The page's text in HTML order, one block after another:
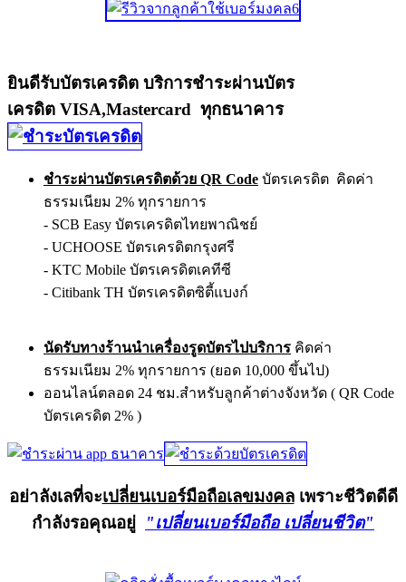
ยินดีรับบัตรเครดิต บริการชำระผ่านบัตร
เครดิต VISA,Mastercard ทุกธนาคาร
ชำระผ่านบัตรเครดิตด้วย QR Code บัตรเครดิต คิดค่า
ธรรมเนียม 2% ทุกรายการ
- SCB Easy บัตรเครดิตไทยพาณิชย์
- UCHOOSE บัตรเครดิตกรุงศรี
- KTC Mobile บัตรเครดิตเคทีซี
- Citibank TH บัตรเครดิตซิตี้แบงก์
นัดรับทางร้านนำเครื่องรูดบัตรไปบริการ คิดค่า
ธรรมเนียม 2% ทุกรายการ (ยอด 10,000 ขึ้นไป)
ออนไลน์ตลอด 24 ชม.สำหรับลูกค้าต่างจังหวัด ( QR Code
บัตรเครดิต 2% )
อย่าลังเลที่จะเปลี่ยนเบอร์มือถือเลขมงคลเพราะชีวิตดีดี
กำลังรอคุณอยู่
"เปลี่ยนเบอร์มือถือ เปลี่ยนชีวิต"